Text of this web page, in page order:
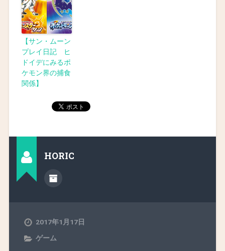
【サン・ムーン
プレイ日記 ヒ
ドイデにみるポ
ケモン界の捕食
関係】
HORIC
2017年1月17日
ゲーム